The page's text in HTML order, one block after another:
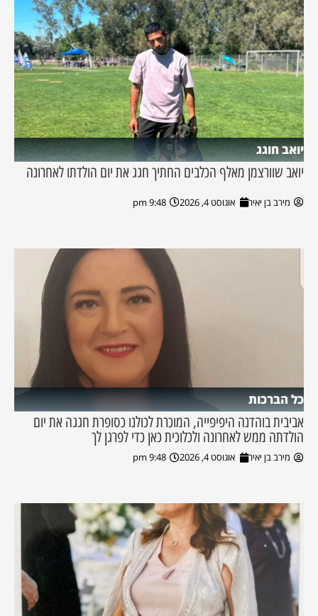
יואב חוגג
יואב שוורצמן מאלף הכלבים החתיך חגג את יום הולדתו לאחרונה
מירב בן יאיר אוגוסט 4, 2026 9:48 pm
כל הברכות
אביבית בוהדנה היפיפייה, המוכרת לכולנו כסופרת חגגה את יום
הולדתה ממש לאחרונה ולכלוכית כאן כדי לפרגן לך
מירב בן יאיר אוגוסט 4, 2026 9:48 pm